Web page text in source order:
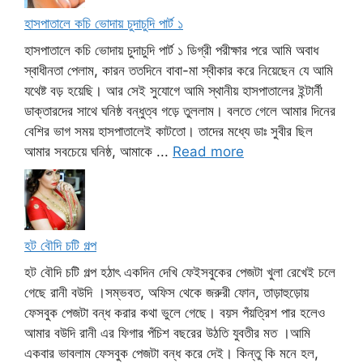
হাসপাতালে কচি ভোদায় চুদাচুদি পার্ট ১
হাসপাতালে কচি ভোদায় চুদাচুদি পার্ট ১ ডিগ্রী পরীক্ষার পরে আমি অবাধ
স্বাধীনতা পেলাম, কারন ততদিনে বাবা-মা স্বীকার করে নিয়েছেন যে আমি
যথেষ্ট বড় হয়েছি। আর সেই সুযোগে আমি স্থানীয় হাসপাতালের ইন্টার্নী
ডাক্তারদের সাথে ঘনিষ্ঠ বন্ধুত্ব গড়ে তুললাম। বলতে গেলে আমার দিনের
বেশির ভাগ সময় হাসপাতালেই কাটতো। তাদের মধ্যে ডাঃ সুবীর ছিল
আমার সবচেয়ে ঘনিষ্ঠ, আমাকে ... Read more
হট বৌদি চটি গল্প
হট বৌদি চটি গল্প হঠাৎ একদিন দেখি ফেইসবুকের পেজটা খুলা রেখেই চলে
গেছে রানী বউদি ।সম্ভবত, অফিস থেকে জরুরী ফোন, তাড়াহুড়োয়
ফেসবুক পেজটা বন্ধ করার কথা ভুলে গেছে। বয়স পঁয়ত্রিশ পার হলেও
আমার বউদি রানী এর ফিগার পঁচিশ বছরের উঠতি যুবতীর মত ।আমি
একবার ভাবলাম ফেসবুক পেজটা বন্ধ করে দেই। কিন্তু কি মনে হল,